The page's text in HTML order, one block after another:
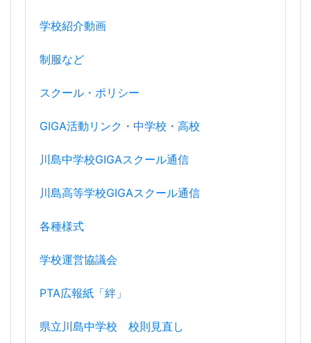
学校紹介動画
制服など
スクール・ポリシー
GIGA活動リンク・中学校・高校
川島中学校GIGAスクール通信
川島高等学校GIGAスクール通信
各種様式
学校運営協議会
PTA広報紙「絆」
県立川島中学校 校則見直し